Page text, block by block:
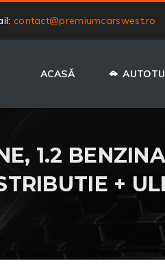
contact@premiumcarswest.ro
ACASĂ
1.2
+